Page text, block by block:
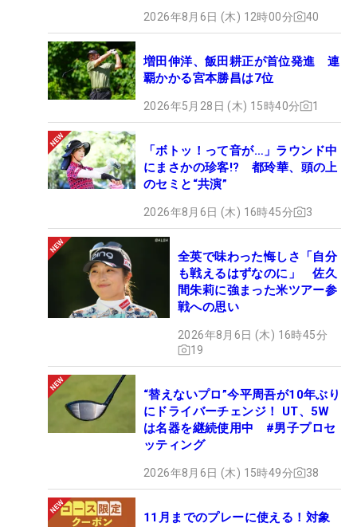
2026年8月6日 (木) 12時00分 40
増田伸洋、飯田耕正が首位発進 連
覇かかる宮本勝昌は7位
2026年5月28日 (木) 15時40分 1
「ボトッ！って音が…」ラウンド中
にまさかの珍客!? 都玲華、頭の上
のセミと“共演”
2026年8月6日 (木) 16時45分 3
全英で味わった悔しさ「自分
も戦えるはずなのに」 佐久
間朱莉に強まった米ツアー参
戦への思い
2026年8月6日 (木) 16時45分
19
“替えないプロ”今平周吾が10年ぶり
にドライバーチェンジ！ UT、5W
は名器を継続使用中 #男子プロセ
ッティング
2026年8月6日 (木) 15時49分 38
11月までのプレーに使える！対象